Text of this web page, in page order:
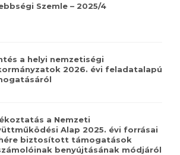
Szemle – 2025/4
a helyi nemzetiségi
2026. évi feladatalapú
a Nemzeti
Alap 2025. évi forrásai
biztosított támogatások
benyújtásának módjáról